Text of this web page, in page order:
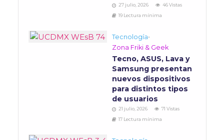
27 julio, 2026
46 Vistas
19 Lectura mínima
Tecnología•
Zona Friki & Geek
Tecno, ASUS, Lava y
Samsung presentan
nuevos dispositivos
para distintos tipos
de usuarios
21 julio, 2026
71 Vistas
17 Lectura mínima